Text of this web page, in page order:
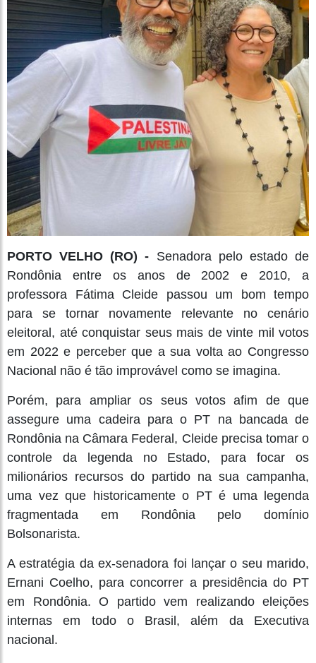
PORTO VELHO (RO) - Senadora pelo estado de
Rondônia entre os anos de 2002 e 2010, a
professora Fátima Cleide passou um bom tempo
para se tornar novamente relevante no cenário
eleitoral, até conquistar seus mais de vinte mil votos
em 2022 e perceber que a sua volta ao Congresso
Nacional não é tão improvável como se imagina.
Porém, para ampliar os seus votos afim de que
assegure uma cadeira para o PT na bancada de
Rondônia na Câmara Federal, Cleide precisa tomar o
controle da legenda no Estado, para focar os
milionários recursos do partido na sua campanha,
uma vez que historicamente o PT é uma legenda
fragmentada em Rondônia pelo domínio
Bolsonarista.
A estratégia da ex-senadora foi lançar o seu marido,
Ernani Coelho, para concorrer a presidência do PT
em Rondônia. O partido vem realizando eleições
internas em todo o Brasil, além da Executiva
nacional.